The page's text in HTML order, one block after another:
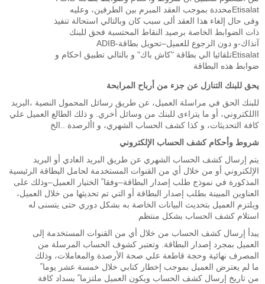
Etisalatمحددة بموجب العقد المبرم بين الطرفين، وعليه
وفى حال إلغاء هذا العقد ألى سبب كان وبالتالي استحالة تنفيذ
ذات الضوابط الخاصة برصيد النقاط المحتسبة فحق للبنك
آنذاك-و دون الرجوع للعميل–تحويل بطاقةADIB-
Etisalatتلقائيا الي بطاقة "كاش باك" و بالتالي تطبيق احكام و
ضوابط هذه البطاقة
يحق للبنك التنازل عن جزء من أرباح المرابحة
للبنك الحق في مراسلة العميل، عن طريق رسائل المحمول النصية ،البريد
االلكتروني، أو ما يتراءى للبنك من وسائل أخري. و ذلك الطالع العميل علي
كافة التحديثات، و كذا كشف الحساب الشهري، و األرصدة ..الخ
شروط وأحكام كشف الحساب الإلكتروني
يتم إرسال كشف الحساب الشهري عن طريق البريد العادي أو البريد
الإلكتروني أو من خلال أي من القنوات المستخدمة لحامل البطاقة الرئيسية
المذكورة في نموذج طلب إصدار البطاقة–وفقا ً الختيار العميل–وذلك على
العناوين المبينة بطلب إصدار البطاقة أو التي تم تحديثها من خلال العميل،
ويلتزم العميل بتحديث البيانات الخاصة به بشكل دوري حتى يتسنى له
استلام كشف الحساب بشكل منتظم
يبدأ إرسال كشف الحساب من خلال أي من القنوات المستخدمة إلى
العميل بمجرد إصدار البطاقة. وتعتبر كشوف الحساب المرسلة من
المصرف نهائية وحجة قاطعة علي صحة الأرصدة والمعاملات، وذلك
ما لم يعترض العميل بموجب إخطار كتابي خلال خمسة عشر يوما ً
من تاريخ إرسال كشف الحساب ويكون العميل ملتزما ً بسداد كافة